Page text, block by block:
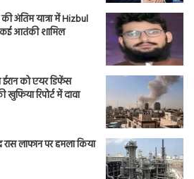
अंतिम यात्रा में Hizbul
आतंकी शामिल
ईरान को एयर डिफेंस
रिपोर्ट में दावा
लाफान पर हमला किया